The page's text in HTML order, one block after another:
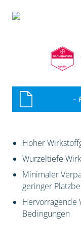
–
Hoher
Wurzeltiefe
Minimaler
geringer
Hervorragende
Bedingungen